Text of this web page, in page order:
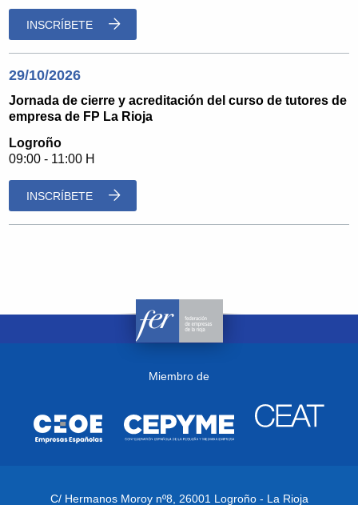
INSCRÍBETE
29/10/2026
Jornada de cierre y acreditación del curso de tutores de
empresa de FP La Rioja
Logroño
09:00 - 11:00 H
INSCRÍBETE
Miembro de
C/ Hermanos Moroy nº8, 26001 Logroño - La Rioja